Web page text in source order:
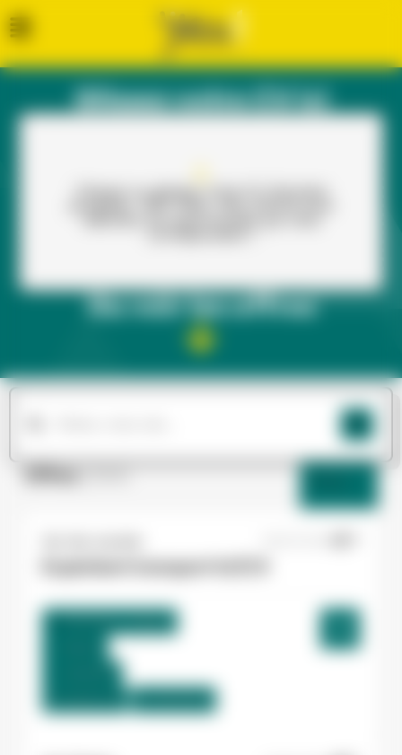
Glissez votre CV ici
Cliquez ou glissez votre CV (formats
Ou voir les offres​
Colomiers , France
12,80 €/h
Du:08/07/26